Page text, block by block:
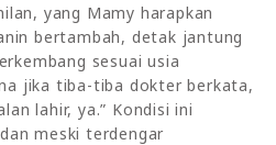
yang Mamy harapkan
bertambah, detak jantung
sesuai usia
jika tiba-tiba dokter berkata,
lahir, ya.” Kondisi ini
meski terdengar